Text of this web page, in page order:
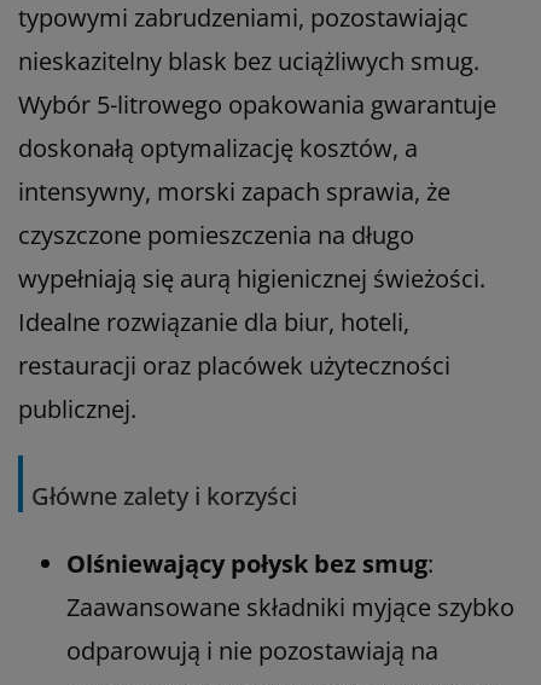
typowymi zabrudzeniami, pozostawiając
nieskazitelny blask bez uciążliwych smug.
Wybór 5-litrowego opakowania gwarantuje
doskonałą optymalizację kosztów, a
intensywny, morski zapach sprawia, że
czyszczone pomieszczenia na długo
wypełniają się aurą higienicznej świeżości.
Idealne rozwiązanie dla biur, hoteli,
restauracji oraz placówek użyteczności
publicznej.
Główne zalety i korzyści
Olśniewający połysk bez smug:
Zaawansowane składniki myjące szybko
odparowują i nie pozostawiają na